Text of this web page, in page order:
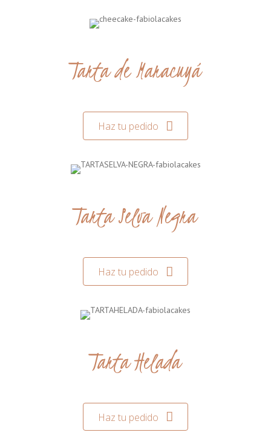
Tarta de Maracuyá
Haz tu pedido
Tarta Selva Negra
Haz tu pedido
Tarta Helada
Haz tu pedido